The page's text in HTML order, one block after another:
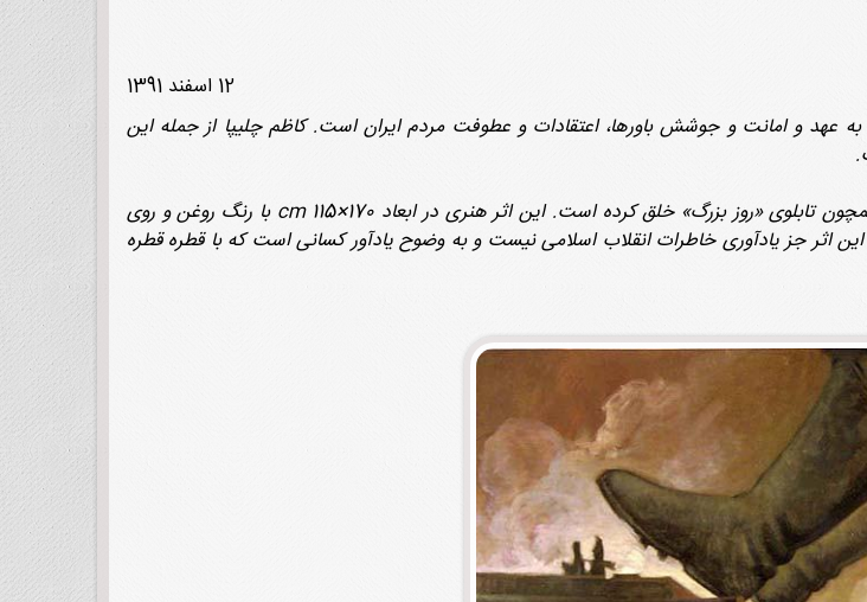
12 اسفند 1391
به عهد و امانت و جوشش باورها، اعتقادات و عطوفت مردم ایران است. کاظم چلیپا از جمله این
کاظم چلیپا، متولد 1336 در تهران، پیشکسوت و استاد نقاشی، آثار ماندگاری همچون تابلوی «روز بزرگ» خلق کرده است. این اثر هنری در ابعاد 170×115 cm با رنگ روغن و روی
به این اثر جز یادآوری خاطرات انقلاب اسلامی نیست و به وضوح یادآور کسانی است که با قطره قطره